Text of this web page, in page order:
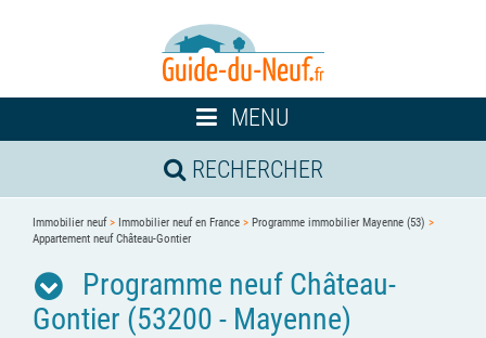
Toggle
navigation
MENU
RECHERCHER
Immobilier neuf> Immobilier neuf en France > Programme immobilier Mayenne (53) >
Appartement neuf Château-Gontier
Programme neuf Château-
Gontier (53200 - Mayenne)